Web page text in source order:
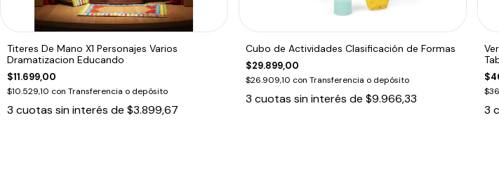
Titeres De Mano X1 Personajes Varios
Dramatizacion Educando
$11.699,00
$10.529,10 con Transferencia o depósito
3 cuotas sin interés de $3.899,67
Cubo de Actividades Clasificación de Formas
$29.899,00
$26.909,10 con Transferencia o depósito
3 cuotas sin interés de $9.966,33
3